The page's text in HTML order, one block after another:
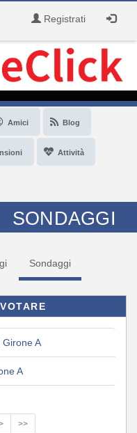
Registrati
Amici Blog
Attività
SONDAGGI
Sondaggi
Girone A
A
>>